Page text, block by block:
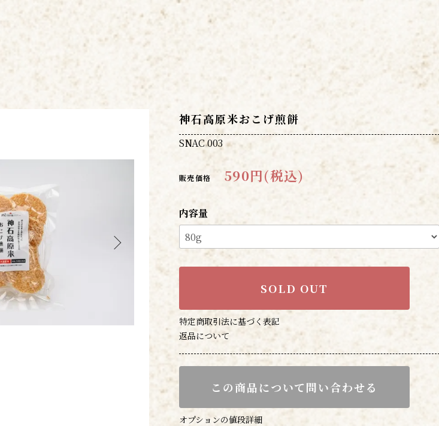
神石高原米おこげ煎餅
SNAC 003
販売価格 590円(税込)
内容量
SOLD OUT
特定商取引法に基づく表記
返品について
この商品について問い合わせる
オプションの値段詳細